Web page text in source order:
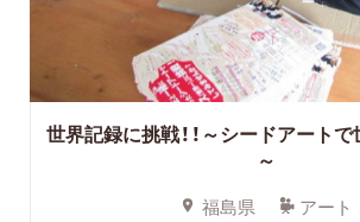
世界記録に挑戦！！～シードアート
～
福島県 アート